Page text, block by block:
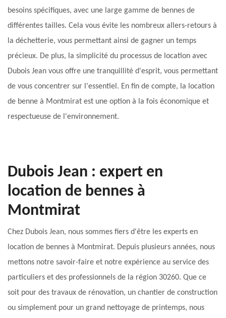
besoins spécifiques, avec une large gamme de bennes de
différentes tailles. Cela vous évite les nombreux allers-retours à
la déchetterie, vous permettant ainsi de gagner un temps
précieux. De plus, la simplicité du processus de location avec
Dubois Jean vous offre une tranquillité d'esprit, vous permettant
de vous concentrer sur l'essentiel. En fin de compte, la location
de benne à Montmirat est une option à la fois économique et
respectueuse de l'environnement.
Dubois Jean : expert en
location de bennes à
Montmirat
Chez Dubois Jean, nous sommes fiers d'être les experts en
location de bennes à Montmirat. Depuis plusieurs années, nous
mettons notre savoir-faire et notre expérience au service des
particuliers et des professionnels de la région 30260. Que ce
soit pour des travaux de rénovation, un chantier de construction
ou simplement pour un grand nettoyage de printemps, nous